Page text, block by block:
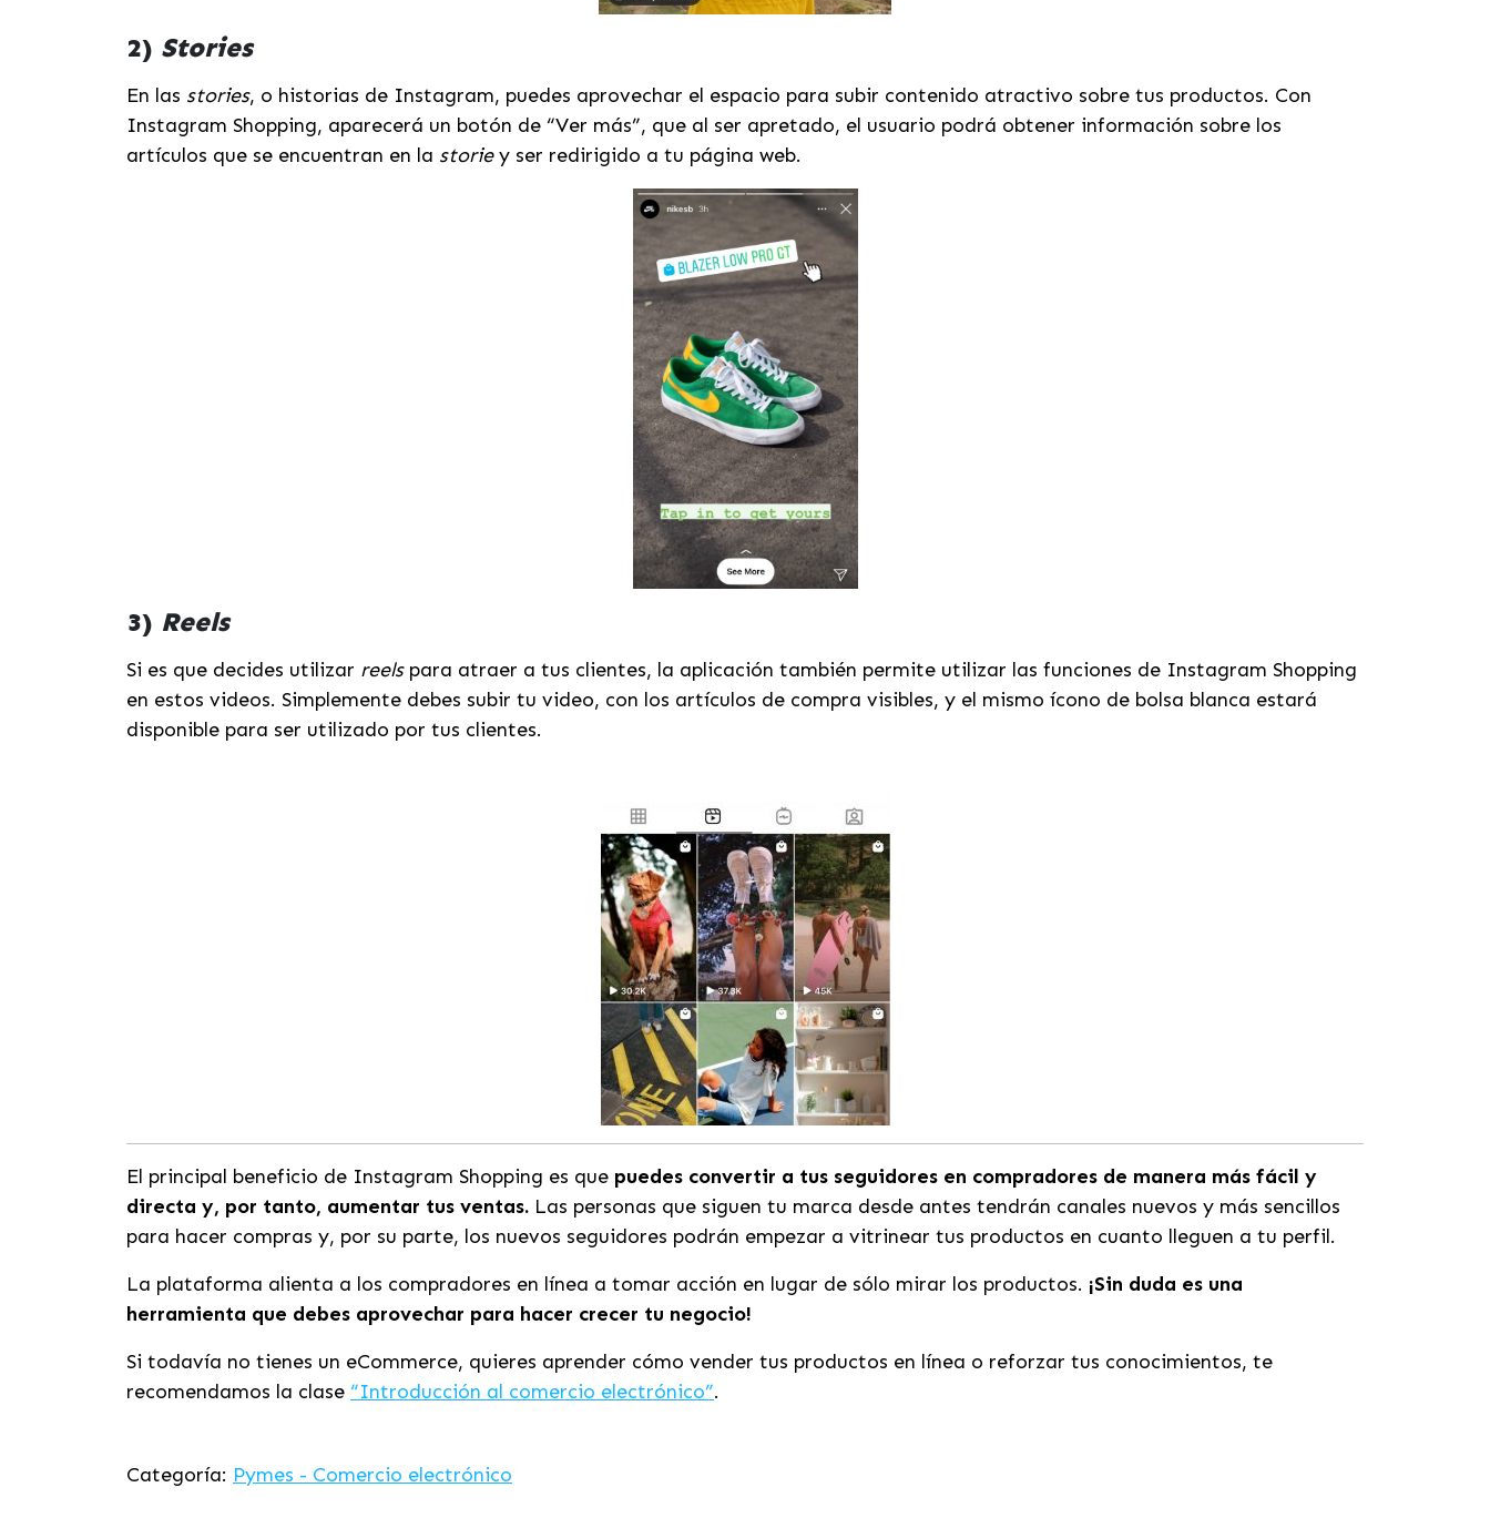
2) Stories
En las stories, o historias de Instagram, puedes aprovechar el espacio para subir contenido atractivo sobre tus productos. Con
Instagram Shopping, aparecerá un botón de “Ver más”, que al ser apretado, el usuario podrá obtener información sobre los
artículos que se encuentran en la storiey ser redirigido a tu página web.
3) Reels
Si es que decides utilizar reelspara atraer a tus clientes, la aplicación también permite utilizar las funciones de Instagram Shopping
en estos videos. Simplemente debes subir tu video, con los artículos de compra visibles, y el mismo ícono de bolsa blanca estará
disponible para ser utilizado por tus clientes.
El principal beneficio de Instagram Shopping es que puedes convertir a tus seguidores en compradores de manera más fácil y
directa y, por tanto, aumentar tus ventas. Las personas que siguen tu marca desde antes tendrán canales nuevos y más sencillos
para hacer compras y, por su parte, los nuevos seguidores podrán empezar a vitrinear tus productos en cuanto lleguen a tu perfil.
La plataforma alienta a los compradores en línea a tomar acción en lugar de sólo mirar los productos. ¡Sin duda es una
herramienta que debes aprovechar para hacer crecer tu negocio!
Si todavía no tienes un eCommerce, quieres aprender cómo vender tus productos en línea o reforzar tus conocimientos, te
recomendamos la clase “Introducción al comercio electrónico”.
Categoría: Pymes - Comercio electrónico